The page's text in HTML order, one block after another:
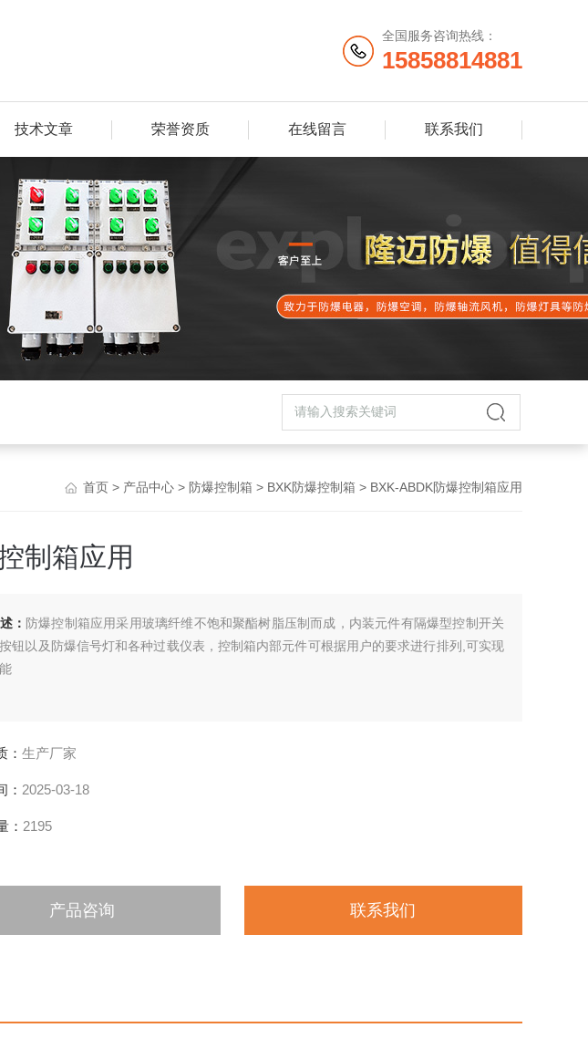
全国服务咨询热线：
15858814881
技术文章 荣誉资质 在线留言 联系我们
首页 > 产品中心 > 防爆控制箱 > BXK防爆控制箱 > BXK-ABDK防爆控制箱应用
制箱应用
： 防爆控制箱应用采用玻璃纤维不饱和聚酯树脂压制而成，内装元件有隔爆型控制开关
钮以及防爆信号灯和各种过载仪表，控制箱内部元件可根据用户的要求进行排列,可实现
： 生产厂家
： 2025-03-18
： 2195
产品咨询 联系我们